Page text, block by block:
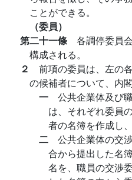
ことができる。
（委員）
第二十一條 各調停委員
構成される。
２ 前項の委員は、左の
の候補者について、内
一 公共企業体及び
は、それぞれ委員
者の名簿を作成し
二 公共企業体の交
合から提出した名
名を、職員の交渉